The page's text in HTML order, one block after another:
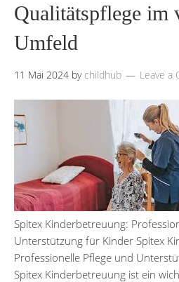
Qualitätspflege im
Umfeld
11 Mai 2024 by childhub Leave a
Spitex Kinderbetreuung:
Unterstützung für Kinder Spitex
Professionelle Pflege und
Spitex Kinderbetreuung ist ein